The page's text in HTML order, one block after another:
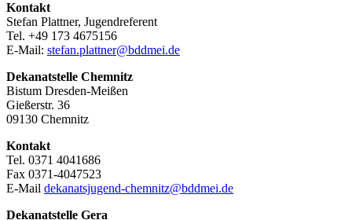
Kontakt
Stefan Plattner, Jugendreferent
Tel. +49 173 4675156
E-Mail: stefan.plattner@bddmei.de
Dekanatstelle Chemnitz
Bistum Dresden-Meißen
Gießerstr. 36
09130 Chemnitz
Kontakt
Tel. 0371 4041686
Fax 0371-4047523
E-Mail dekanatsjugend-chemnitz@bddmei.de
Dekanatstelle Gera